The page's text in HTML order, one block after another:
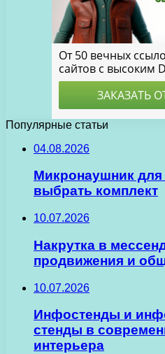
Популярные статьи
04.08.2026
Микронаушник для
выбрать комплект
10.07.2026
Накрутка в
продвижения и
10.07.2026
Инфостенды и
стенды в
интерьера